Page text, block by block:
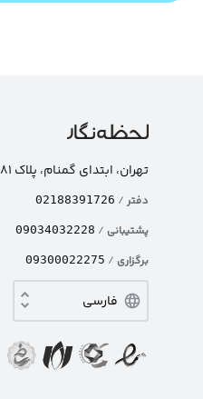
تهران، ابتدای گمنام، پلاک ۸۱
دفتر /
02188391726
پشتیبانی /
09034032228
برگزاری /
09300022275